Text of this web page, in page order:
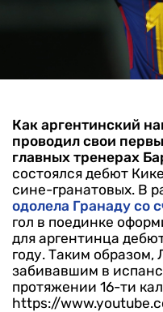
Как аргентинский
проводил свои
главных тренерах
состоялся дебют
сине-гранатовых. В
одолела Гранаду со
гол в поединке
для аргентинца
году. Таким образом,
забивавшим в
протяжении 16-ти
https://